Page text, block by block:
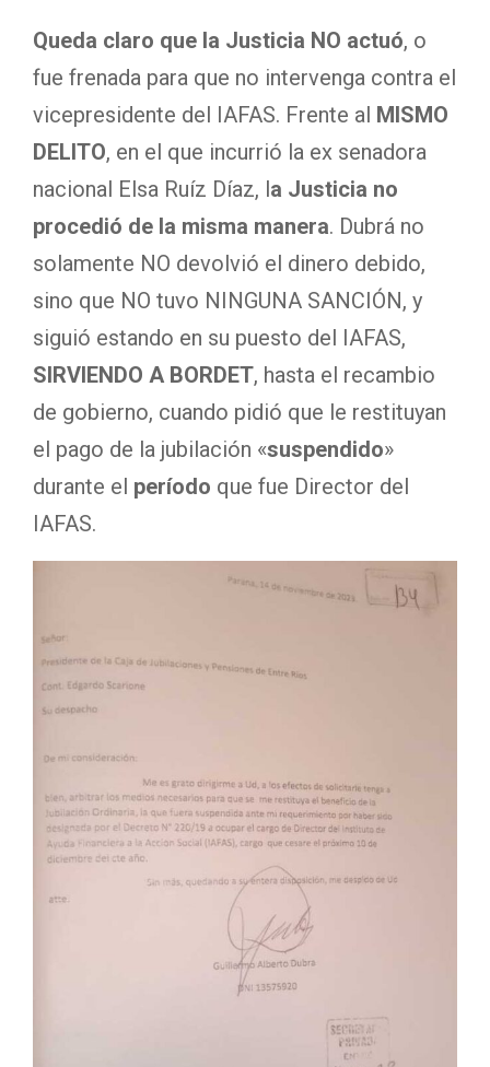
Queda claro que la Justicia NO actuó, o
fue frenada para que no intervenga contra el
vicepresidente del IAFAS. Frente al MISMO
DELITO, en el que incurrió la ex senadora
nacional Elsa Ruíz Díaz, la Justicia no
procedió de la misma manera. Dubrá no
solamente NO devolvió el dinero debido,
sino que NO tuvo NINGUNA SANCIÓN, y
siguió estando en su puesto del IAFAS,
SIRVIENDO A BORDET, hasta el recambio
de gobierno, cuando pidió que le restituyan
el pago de la jubilación «suspendido»
durante el período que fue Director del
IAFAS.